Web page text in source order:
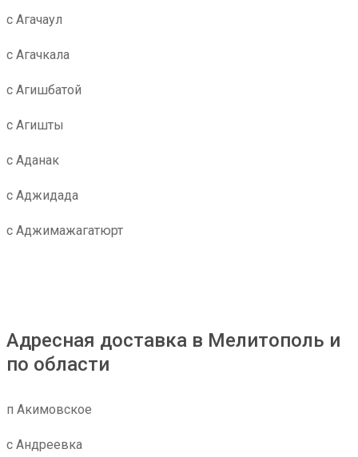
с Агачаул
с Агачкала
с Агишбатой
с Агишты
с Аданак
с Аджидада
с Аджимажагатюрт
Адресная доставка в Мелитополь и
по области
п Акимовское
с Андреевка